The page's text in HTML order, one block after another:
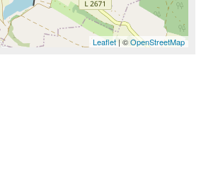
Leaflet | ©OpenStreetMap